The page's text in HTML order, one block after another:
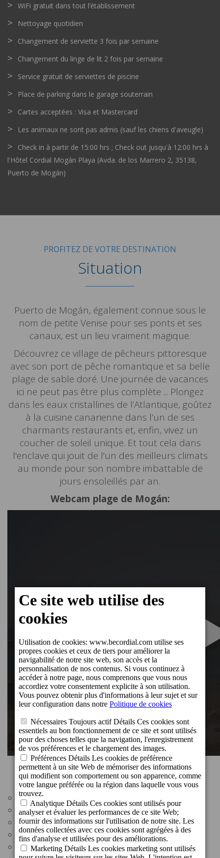
WiFi gratuit dans tout l’établissement
Nettoyage quotidien
Changement de serviette 3 fois par semaine
Changement du linge de lit 2 fois par semaine
Service gratuit de serviettes de piscine
Place de parking dans le garage souterrain
Cartes acceptées : Visa et Mastercard
Les animaux ne sont pas admis (sauf les chiens d'aveugle)
Check in à partir de 15:00 hrs ; Check out jusqu'à 12:00 hrs à
l'Hôtel Cordial Mogán Playa (Avda. de los Marrero 2, 35138,
Puerto de Mogán)
PROFITEZ DE VOTRE DESTINATION
Situation
Puerto de Mogán, également connue sous le
nom de petite Venise pour ses ponts et ses
canaux, est un lieu vraiment magique.
Découvrez ce village de pêcheurs pittoresque
avec son port de pêche romantique et sa belle
plage de sable doré. Une journée de vacances
ici ne peut pas être plus complète ... Plongez
dans les eaux cristallines de l’Atlantique, goûtez
à la cuisine canarienne dans l’un de ses
charmants restaurants et, enfin, vivez un
coucher de soleil unique. Et tout cela dans
l'enclave qui jouit de l'un des meilleurs climats
au monde pour son nombre imbattable de
jours ensoleillés par an.
Webcam plage de Mogán:
Distances:
Playa de Mogán: 300 m
Puerto de Mogán: 300 m
Arrêt de bus: 200 m
Centre commercial: 100 m
Supermarché: 100 m